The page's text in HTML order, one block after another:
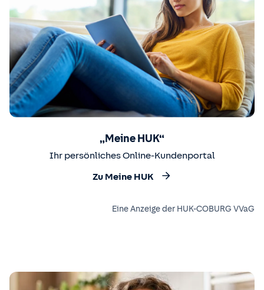
„Meine HUK“
Ihr persönliches Online-Kundenportal
Zu Meine HUK
Eine Anzeige der HUK-COBURG VVaG